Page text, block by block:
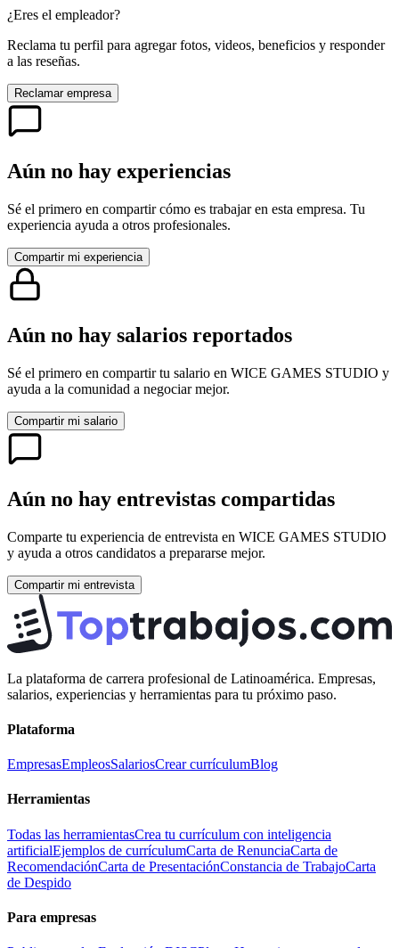
¿Eres el empleador?
Reclama tu perfil para agregar fotos, videos, beneficios y responder
a las reseñas.
Reclamar empresa
Aún no hay experiencias
Sé el primero en compartir cómo es trabajar en esta empresa. Tu
experiencia ayuda a otros profesionales.
Compartir mi experiencia
Aún no hay salarios reportados
Sé el primero en compartir tu salario en WICE GAMES STUDIO y
ayuda a la comunidad a negociar mejor.
Compartir mi salario
Aún no hay entrevistas compartidas
Comparte tu experiencia de entrevista en WICE GAMES STUDIO
y ayuda a otros candidatos a prepararse mejor.
Compartir mi entrevista
La plataforma de carrera profesional de Latinoamérica. Empresas,
salarios, experiencias y herramientas para tu próximo paso.
Plataforma
EmpresasEmpleosSalariosCrear currículumBlog
Herramientas
Todas las herramientasCrea tu currículum con inteligencia
artificialEjemplos de currículumCarta de RenunciaCarta de
RecomendaciónCarta de PresentaciónConstancia de TrabajoCarta
de Despido
Para empresas